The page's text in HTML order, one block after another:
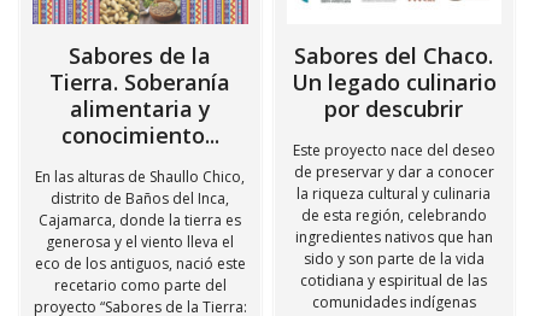
Sabores de la
Tierra. Soberanía
alimentaria y
conocimiento...
En las alturas de Shaullo Chico,
distrito de Baños del Inca,
Cajamarca, donde la tierra es
generosa y el viento lleva el
eco de los antiguos, nació este
recetario como parte del
proyecto “Sabores de la Tierra:
Sabores del Chaco.
Un legado culinario
por descubrir
Este proyecto nace del deseo
de preservar y dar a conocer
la riqueza cultural y culinaria
de esta región, celebrando
ingredientes nativos que han
sido y son parte de la vida
cotidiana y espiritual de las
comunidades indígenas